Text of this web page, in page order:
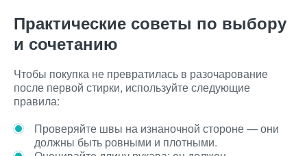
Практические советы по выбору
и сочетанию
Чтобы покупка не превратилась в разочарование
после первой стирки, используйте следующие
правила:
Проверяйте швы на изнаночной стороне — они
должны быть ровными и плотными.